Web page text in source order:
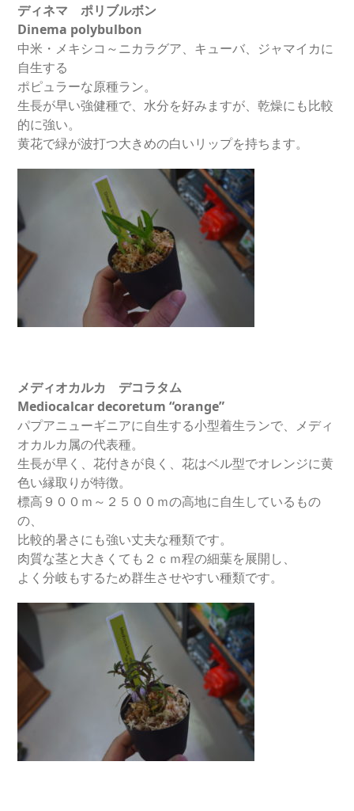
ディネマ ポリブルボン
Dinema polybulbon
中米・メキシコ～ニカラグア、キューバ、ジャマイカに
自生する
ポピュラーな原種ラン。
生長が早い強健種で、水分を好みますが、乾燥にも比較
的に強い。
黄花で緑が波打つ大きめの白いリップを持ちます。
メディオカルカ デコラタム
Mediocalcar decoretum “orange”
パプアニューギニアに自生する小型着生ランで、メディ
オカルカ属の代表種。
生長が早く、花付きが良く、花はベル型でオレンジに黄
色い縁取りが特徴。
標高９００ｍ～２５００ｍの高地に自生しているもの
の、
比較的暑さにも強い丈夫な種類です。
肉質な茎と大きくても２ｃｍ程の細葉を展開し、
よく分岐もするため群生させやすい種類です。